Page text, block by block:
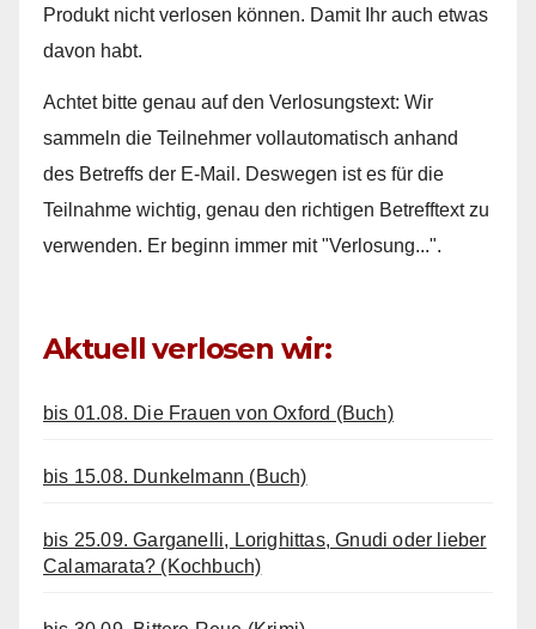
Produkt nicht verlosen können. Damit Ihr auch etwas
davon habt.
Achtet bitte genau auf den Verlosungstext: Wir
sammeln die Teilnehmer vollautomatisch anhand
des Betreffs der E-Mail. Deswegen ist es für die
Teilnahme wichtig, genau den richtigen Betrefftext zu
verwenden. Er beginn immer mit "Verlosung...".
Aktuell verlosen wir:
bis 01.08. Die Frauen von Oxford (Buch)
bis 15.08. Dunkelmann (Buch)
bis 25.09. Garganelli, Lorighittas, Gnudi oder lieber
Calamarata? (Kochbuch)